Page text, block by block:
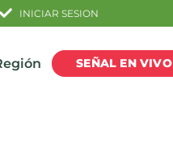
INICIAR SESION
SEÑAL EN VIVO